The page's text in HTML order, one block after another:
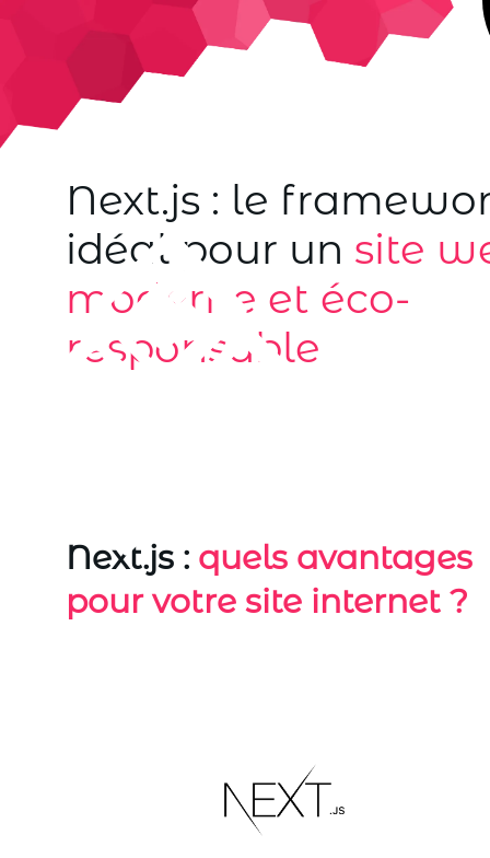
Next.js : le
idéal pour un site
moderne et éco-
responsable
Next.js : quels avantages
pour votre site internet ?